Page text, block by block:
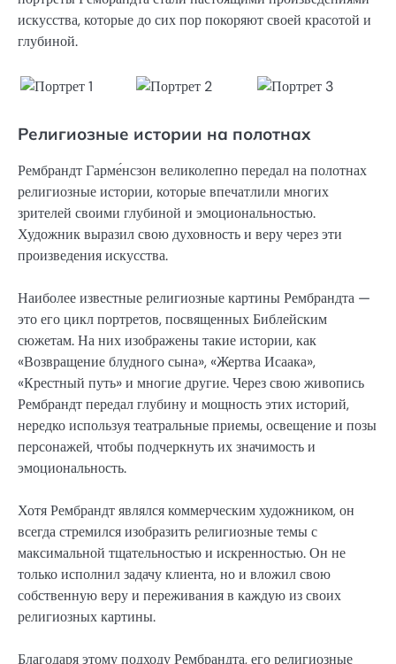
искусства, которые до сих пор покоряют своей красотой и
глубиной.
Религиозные истории на полотнах
Рембрандт Гарме́нсзон великолепно передал на полотнах
религиозные истории, которые впечатлили многих
зрителей своими глубиной и эмоциональностью.
Художник выразил свою духовность и веру через эти
произведения искусства.
Наиболее известные религиозные картины Рембрандта —
это его цикл портретов, посвященных Библейским
сюжетам. На них изображены такие истории, как
«Возвращение блудного сына», «Жертва Исаака»,
«Крестный путь» и многие другие. Через свою живопись
Рембрандт передал глубину и мощность этих историй,
нередко используя театральные приемы, освещение и позы
персонажей, чтобы подчеркнуть их значимость и
эмоциональность.
Хотя Рембрандт являлся коммерческим художником, он
всегда стремился изобразить религиозные темы с
максимальной тщательностью и искренностью. Он не
только исполнил задачу клиента, но и вложил свою
собственную веру и переживания в каждую из своих
религиозных картины.
Благодаря этому подходу Рембрандта, его религиозные